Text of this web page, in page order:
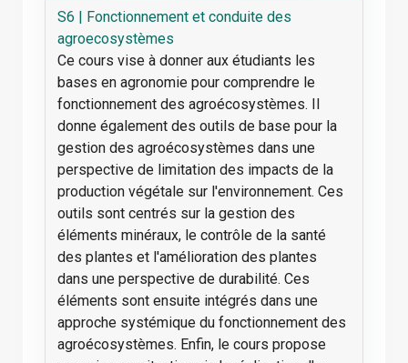
S6 | Fonctionnement et conduite des
agroecosystèmes
Ce cours vise à donner aux étudiants les
bases en agronomie pour comprendre le
fonctionnement des agroécosystèmes. Il
donne également des outils de base pour la
gestion des agroécosystèmes dans une
perspective de limitation des impacts de la
production végétale sur l'environnement. Ces
outils sont centrés sur la gestion des
éléments minéraux, le contrôle de la santé
des plantes et l'amélioration des plantes
dans une perspective de durabilité. Ces
éléments sont ensuite intégrés dans une
approche systémique du fonctionnement des
agroécosystèmes. Enfin, le cours propose